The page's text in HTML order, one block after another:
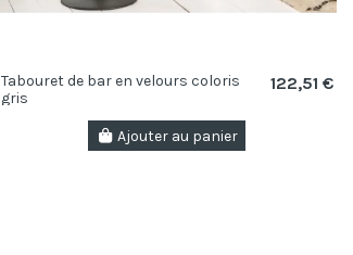
Tabouret de bar en velours coloris
gris
122,51 €
Ajouter au panier